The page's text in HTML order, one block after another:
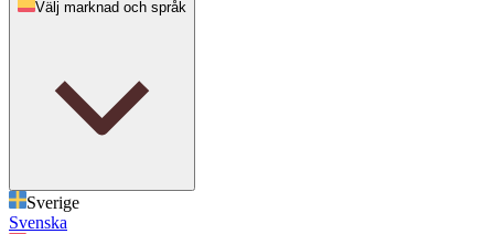
Välj marknad och språk
Sverige
Svenska